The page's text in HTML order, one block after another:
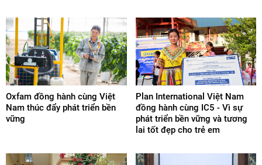
Oxfam đồng hành cùng Việt
Nam thúc đẩy phát triển bền
vững
Plan International Việt Nam
đồng hành cùng IC5 - Vì sự
phát triển bền vững và tương
lai tốt đẹp cho trẻ em